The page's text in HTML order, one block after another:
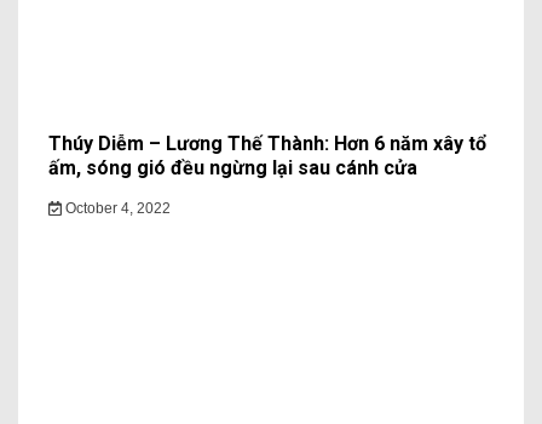
Thúy Diễm – Lương Thế Thành: Hơn 6 năm xây tổ
ấm, sóng gió đều ngừng lại sau cánh cửa
October 4, 2022